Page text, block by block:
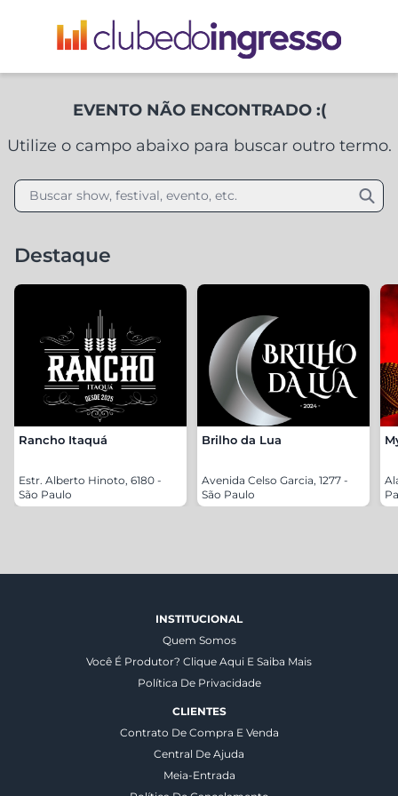
EVENTO NÃO ENCONTRADO :(
Utilize o campo abaixo para buscar outro termo.
Buscar show, festival, evento, etc.
Destaque
Rancho Itaquá
Estr. Alberto Hinoto, 6180 -
São Paulo
Brilho da Lua
Avenida Celso Garcia, 1277 -
São Paulo
INSTITUCIONAL
Quem Somos
Você É Produtor? Clique Aqui E Saiba Mais
Política De Privacidade
CLIENTES
Contrato De Compra E Venda
Central De Ajuda
Meia-Entrada